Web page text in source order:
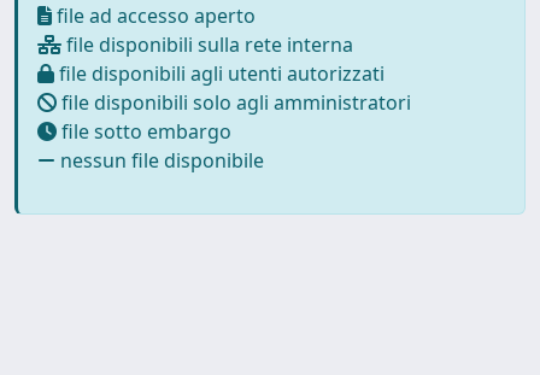
file ad accesso aperto
file disponibili sulla rete interna
file disponibili agli utenti autorizzati
file disponibili solo agli amministratori
file sotto embargo
nessun file disponibile